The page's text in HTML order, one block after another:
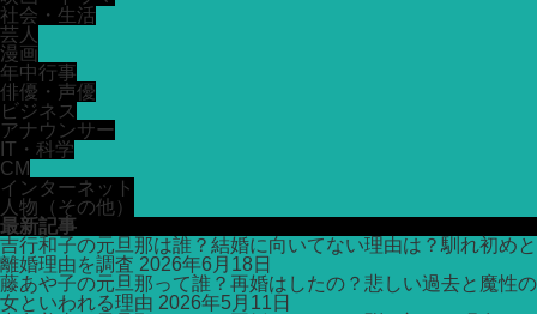
社会・生活
芸人
漫画
年中行事
俳優・声優
ビジネス
アナウンサー
IT・科学
CM
インターネット
人物（その他）
最新記事
吉行和子の元旦那は誰？結婚に向いてない理由は？馴れ初めと
離婚理由を調査 2026年6月18日
藤あや子の元旦那って誰？再婚はしたの？悲しい過去と魔性の
女といわれる理由 2026年5月11日